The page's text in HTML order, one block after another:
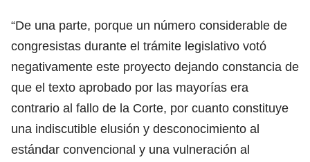
“De una parte, porque un número considerable de
congresistas durante el trámite legislativo votó
negativamente este proyecto dejando constancia de
que el texto aprobado por las mayorías era
contrario al fallo de la Corte, por cuanto constituye
una indiscutible elusión y desconocimiento al
estándar convencional y una vulneración al